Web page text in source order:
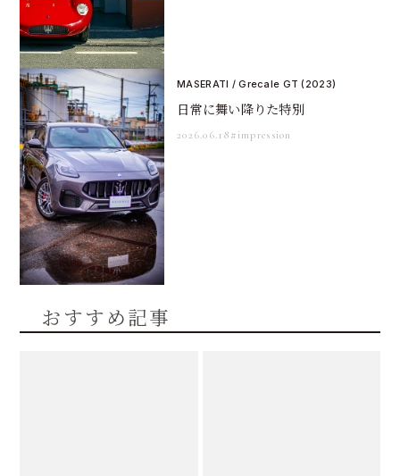
MASERATI / Grecale GT (2023)
日常に舞い降りた特別
2026.06.18#impression
おすすめ記事